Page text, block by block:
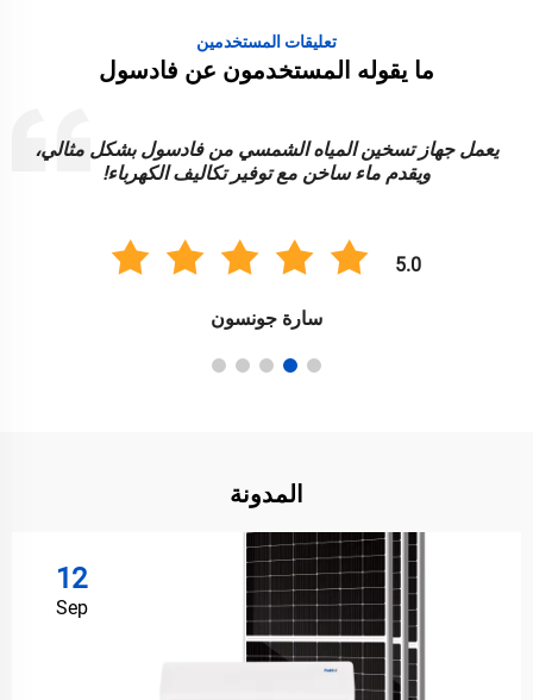
تعليقات المستخدمين
ما يقوله المستخدمون عن فادسول
إن أضواء الطاقة الشمسية من فادسول زاهية ومتينة وموثوقة.
رائعة لإضاءة حديقتي بطريقة مستدامة!
5.0
أنيل سينغ
المدونة
12
Sep